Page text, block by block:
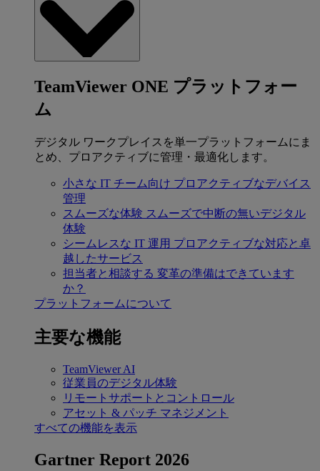
TeamViewer ONE プラットフォー
ム
デジタル ワークプレイスを単一プラットフォームにま
とめ、プロアクティブに管理・最適化します。
小さな IT チーム向け プロアクティブなデバイス
管理
スムーズな体験 スムーズで中断の無いデジタル
体験
シームレスな IT 運用 プロアクティブな対応と卓
越したサービス
担当者と相談する 変革の準備はできています
か？
プラットフォームについて
主要な機能
TeamViewer AI
従業員のデジタル体験
リモートサポートとコントロール
アセット & パッチ マネジメント
すべての機能を表示
Gartner Report 2026